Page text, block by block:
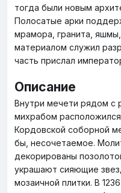
тогда были новым
Полосатые арки
мрамора, гранита,
материалом служил
часть прислал
Описание
Внутри мечети рядом с
михрабом
Кордовской соборной
бы, несочетаемое.
декорированы
украшают сияющие
мозаичной плитки. В